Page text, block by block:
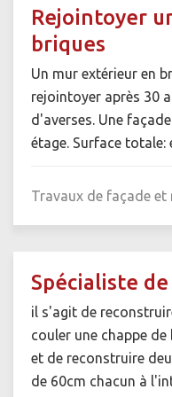
Rejointoyer
briques
Un mur extérieur en
rejointoyer après 30
d'averses. Une
étage. Surface totale:
Travaux de façade et
Spécialiste
il s'agit de
couler une chappe
et de reconstruire
de 60cm chacun à